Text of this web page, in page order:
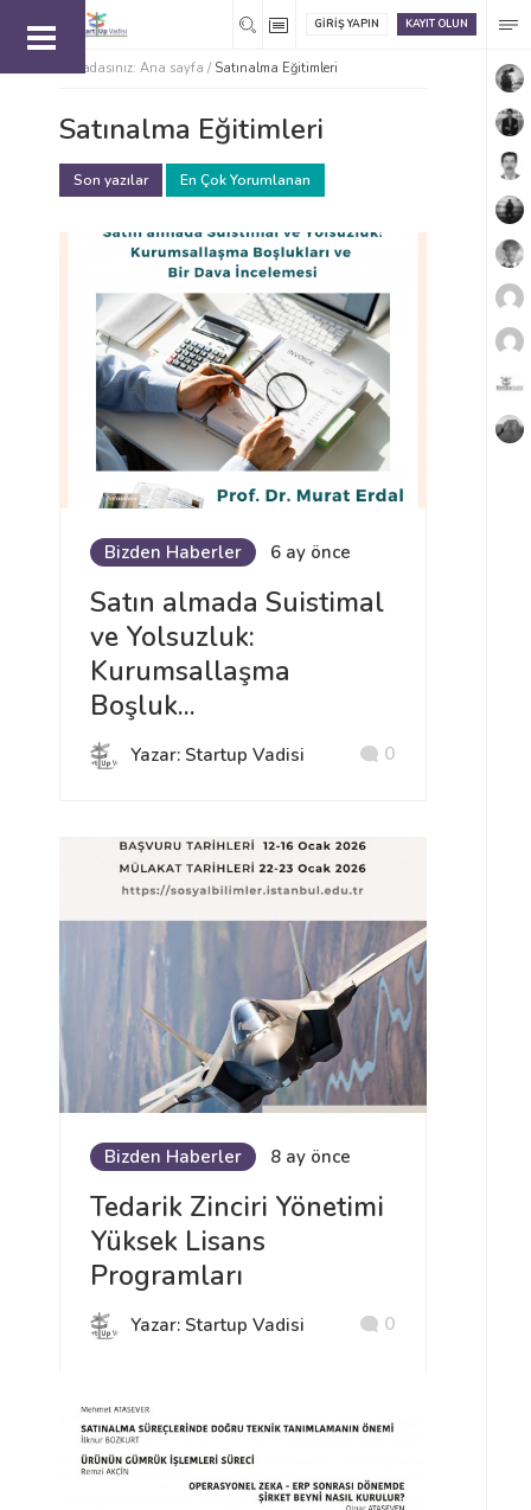
KAYIT OLUN
GIRIŞ YAPIN
Buradasınız: Ana sayfa / Satınalma Eğitimleri
Satınalma Eğitimleri
En Çok Yorumlanan
Son yazılar
Bizden Haberler 6 ay önce
Satın almada Suistimal
ve Yolsuzluk:
Kurumsallaşma
Boşluk...
Yazar: Startup Vadisi 0
Bizden Haberler 8 ay önce
Tedarik Zinciri Yönetimi
Yüksek Lisans
Programları
Yazar: Startup Vadisi 0